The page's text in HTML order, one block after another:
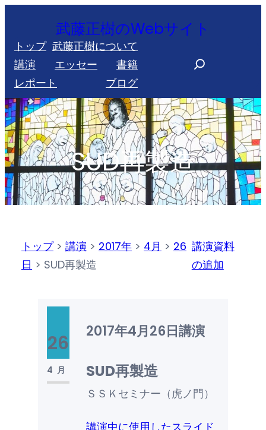
を
ス
キ
ッ
プ
武藤正樹のWebサイト
トップ 武藤正樹について
講演
エッセー
書籍
レポート
ブログ
r
c
h
SUD再製造
トップ> 講演 > 2017年 > 4月 > 26
日 > SUD再製造
講演資料
の追加
26
4月
2017年4月26日講演
SUD再製造
ＳＳＫセミナー（虎ノ門）
講演中に使用したスライド